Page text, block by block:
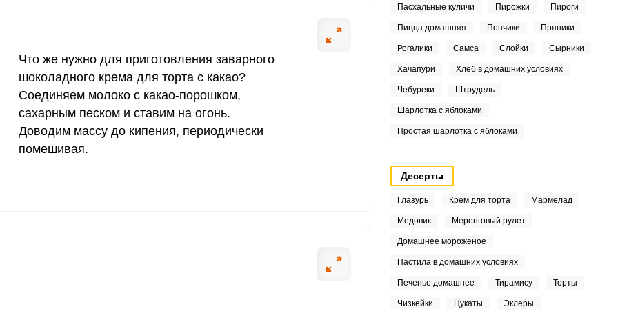
10 мкг 7.6
50 мг 14.6
Что же нужно для приготовления заварного
шоколадного крема для торта с какао?
Соединяем молоко с какао-порошком,
сахарным песком и ставим на огонь.
Доводим массу до кипения, периодически
помешивая.
Пасхальные куличи Пирожки Пироги
Пицца домашняя Пончики Пряники
Рогалики Самса Слойки Сырники
Хачапури Хлеб в домашних условиях
Чебуреки Штрудель
Шарлотка с яблоками
Простая шарлотка с яблоками
Десерты
Глазурь Крем для торта Мармелад
Медовик Меренговый рулет
Домашнее мороженое
Пастила в домашних условиях
Печенье домашнее Тирамису Торты
Чизкейки Цукаты Эклеры
ШАГ